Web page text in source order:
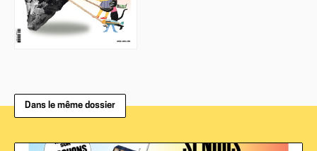
Dans le même dossier